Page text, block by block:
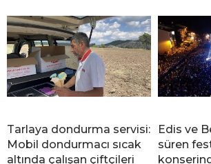
Tarlaya dondurma servisi:
Mobil dondurmacı sıcak
altında çalışan çiftçileri
Edis ve
süren